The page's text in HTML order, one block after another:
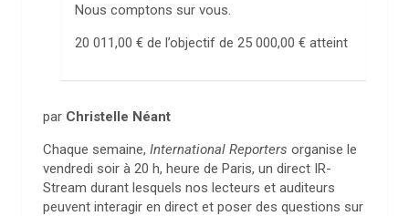
Nous comptons sur vous.
20 011,00 € de l’objectif de 25 000,00 € atteint
par Christelle Néant
Chaque semaine, International Reporters organise le
vendredi soir à 20 h, heure de Paris, un direct IR-
Stream durant lesquels nos lecteurs et auditeurs
peuvent interagir en direct et poser des questions sur